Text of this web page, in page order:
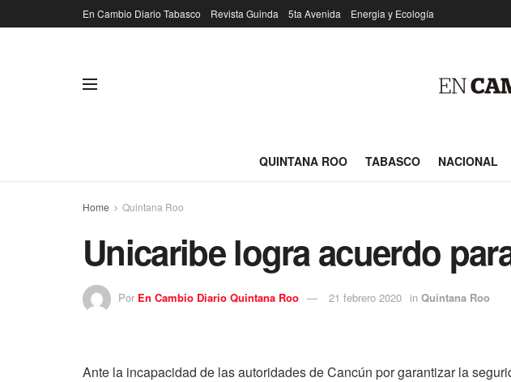
En Cambio Diario Tabasco Revista Guinda 5ta Avenida Energia y Ecología
QUINTANA ROO TABASCO NACIONAL
Home Quintana Roo
Unicaribe logra acuerdo
Por En Cambio Diario Quintana Roo 21 febrero 2020 in Quintana Roo
Ante la incapacidad de las autoridades de Cancún por garantizar la